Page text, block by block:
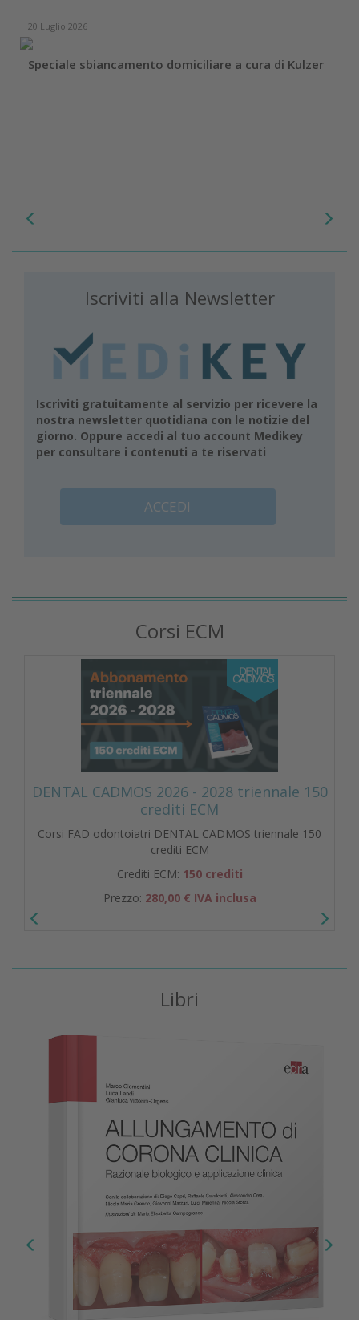
20 Luglio 2026
Speciale sbiancamento domiciliare a cura di Kulzer
Iscriviti alla Newsletter
Iscriviti gratuitamente al servizio per ricevere la
nostra newsletter quotidiana con le notizie del
giorno. Oppure accedi al tuo account Medikey
per consultare i contenuti a te riservati
ACCEDI
Corsi ECM
DENTAL CADMOS 2026 - 2028 triennale 150
crediti ECM
Corsi FAD odontoiatri DENTAL CADMOS triennale 150
crediti ECM
Crediti ECM: 150 crediti
Prezzo: 280,00 € IVA inclusa
Libri